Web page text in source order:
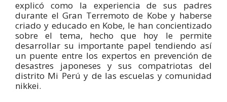
explicó como la experiencia de sus padres
durante el Gran Terremoto de Kobe y haberse
criado y educado en Kobe, le han concientizado
sobre el tema, hecho que hoy le permite
desarrollar su importante papel tendiendo así
un puente entre los expertos en prevención de
desastres japoneses y sus compatriotas del
distrito Mi Perú y de las escuelas y comunidad
nikkei.